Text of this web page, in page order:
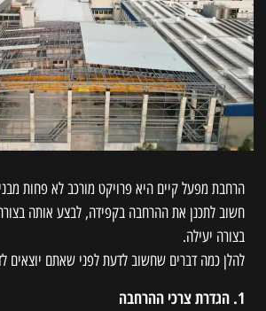
הרחבת מפעל קיים היא פרויקט מורכב לא פחות
חשוב לתכנן את ההרחבה בקפידה, לבצע אותה
בצורה יעילה.
להלן כמה דברים שחשוב לדעת לפני שאתם יוצאים
1. הגדרת צרכי ההרחבה